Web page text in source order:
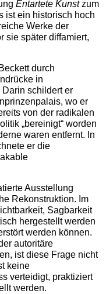
Entartete Kunstzum
ist ein historisch hoch
Werke der
sie später diffamiert,
durch
in
schildert er
wo er
von der radikalen
„bereinigt“ worden
waren entfernt. In
er die
Ausstellung
Rekonstruktion. Im
Sagbarkeit
hergestellt werden
werden können.
autoritäre
ist diese Frage nicht
keine
verteidigt, praktiziert
werden.